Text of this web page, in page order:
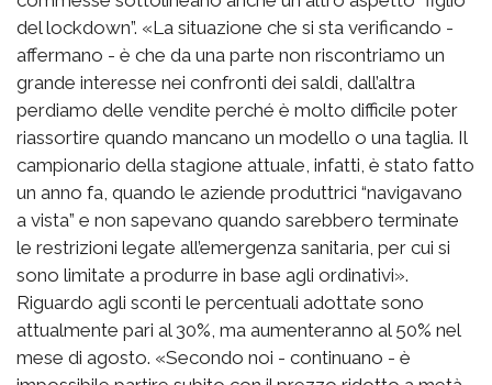
del lockdown”. «La situazione che si sta verificando -
affermano - è che da una parte non riscontriamo un
grande interesse nei confronti dei saldi, dall’altra
perdiamo delle vendite perché è molto difficile poter
riassortire quando mancano un modello o una taglia. Il
campionario della stagione attuale, infatti, è stato fatto
un anno fa, quando le aziende produttrici “navigavano
a vista” e non sapevano quando sarebbero terminate
le restrizioni legate all’emergenza sanitaria, per cui si
sono limitate a produrre in base agli ordinativi».
Riguardo agli sconti le percentuali adottate sono
attualmente pari al 30%, ma aumenteranno al 50% nel
mese di agosto. «Secondo noi - continuano - è